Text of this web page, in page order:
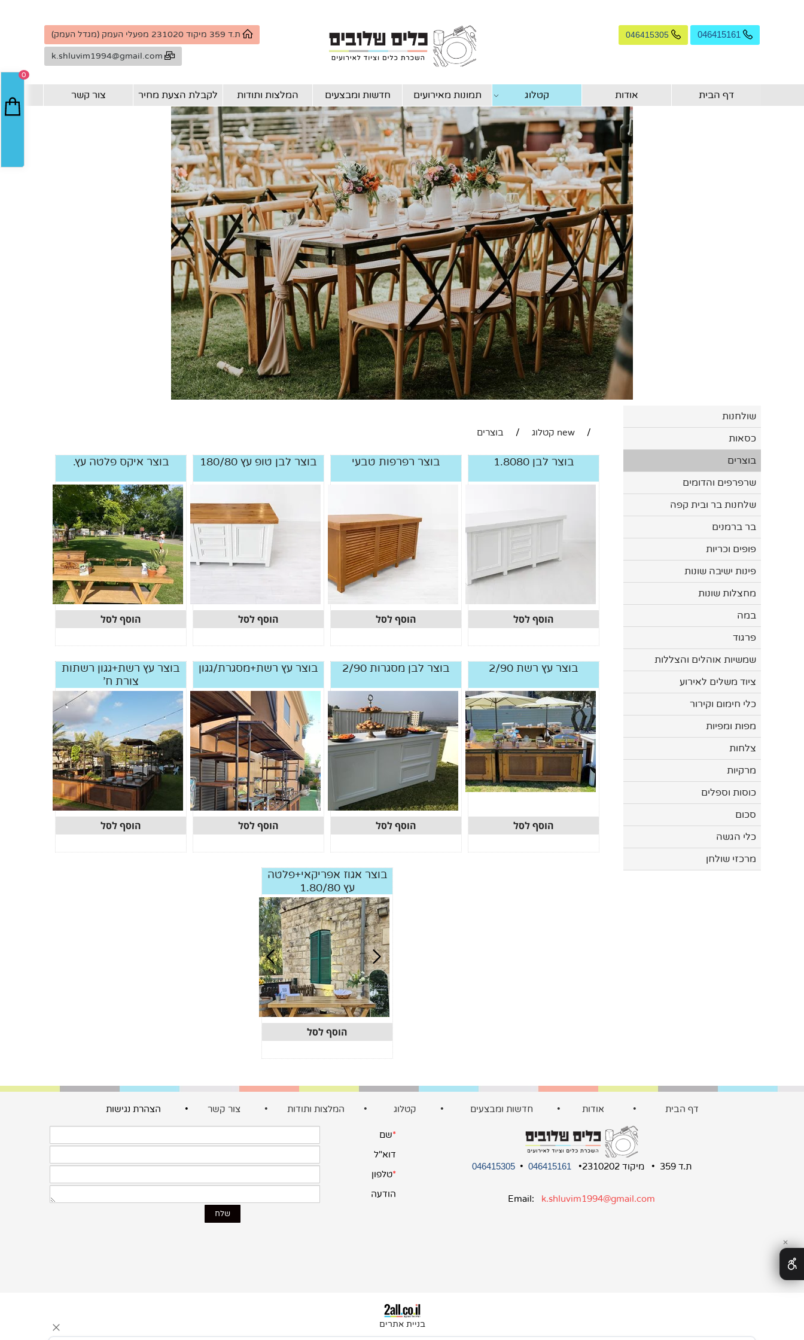
046415161
046415305 ת.ד 359 מיקוד 231020 מפעלי העמק (מגדל העמק)
k.shluvim1994@gmail.com
דף הבית אודות קטלוג תמונות מאירועים חדשות ומבצעים המלצות ותודות לקבלת הצעת מחיר צור קשר
שולחנות
כסאות
בוצרים
שרפרפים והדומים
שלחנות בר ובית קפה
בר ברמנים
פופים וכריות
פינות ישיבה שונות
מחצלות שונות
במה
פרגוד
שמשיות אוהלים והצללות
ציוד משלים לאירוע
כלי חימום וקירור
מפות ומפיות
צלחות
מרקיות
כוסות וספלים
סכום
כלי הגשה
מרכזי שולחן
/ new קטלוג / בוצרים
0
בוצר לבן 1.8080
הוסף לסל
בוצר רפרפות טבעי
הוסף לסל
בוצר לבן טופ עץ 180/80
הוסף לסל
בוצר איקס פלטה עץ.
הוסף לסל
בוצר עץ רשת 2/90
הוסף לסל
בוצר לבן מסגרות 2/90
הוסף לסל
בוצר עץ רשת+מסגרת/גגון
הוסף לסל
בוצר עץ רשת+גגון רשתות
צורת ח'
הוסף לסל
בוצר אגוז אפריקאי+פלטה
עץ 1.80/80
הוסף לסל
דף הבית • אודות • חדשות ומבצעים • קטלוג • המלצות ותודות • צור קשר • הצהרת נגישות
ת.ד 359 • מיקוד 2310202• 046415161
•
046415305
Email: k.shluvim1994@gmail.com
בניית אתרים
✕